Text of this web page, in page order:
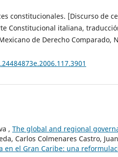
constitucionales. [Discurso de
Constitucional italiana,
de Derecho Comparado,
, The global and regional
Carlos Colmenares Castro,
en el Gran Caribe: una